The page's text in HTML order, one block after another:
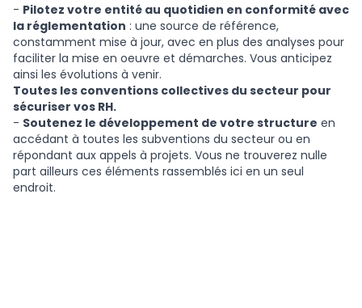
- Pilotez votre entité au quotidien en conformité avec
la réglementation : une source de référence,
constamment mise à jour, avec en plus des analyses pour
faciliter la mise en oeuvre et démarches. Vous anticipez
ainsi les évolutions à venir.
Toutes les conventions collectives du secteur pour
sécuriser vos RH.
- Soutenez le développement de votre structure en
accédant à toutes les subventions du secteur ou en
répondant aux appels à projets. Vous ne trouverez nulle
part ailleurs ces éléments rassemblés ici en un seul
endroit.